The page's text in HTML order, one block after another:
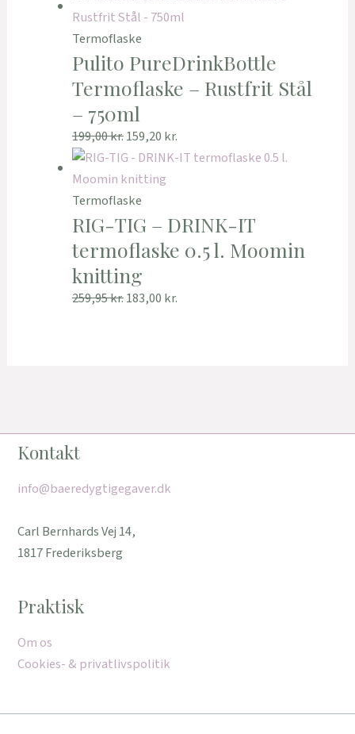
Termoflaske
Pulito PureDrinkBottle
Termoflaske – Rustfrit Stål
– 750ml
199,00kr.159,20 kr.
Termoflaske
RIG-TIG – DRINK-IT
termoflaske 0.5 l. Moomin
knitting
259,95kr.183,00 kr.
Kontakt
info@baeredygtigegaver.dk
Carl Bernhards Vej 14,
1817 Frederiksberg
Praktisk
Om os
Cookies- & privatlivspolitik